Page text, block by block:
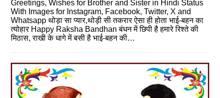
Greetings, Wishes for Brother and Sister in Hindi Status
With Images for Instagram, Facebook, Twitter, X and
Whatsapp थोड़ा सा प्यार,थोड़ी सी तकरार ऐसा ही होता भाई-बहन का
त्योहार Happy Raksha Bandhan बंधन में छिपी है हमारे रिश्ते की
मिठास, राखी के धागे में बसी है भाई-बहन की…